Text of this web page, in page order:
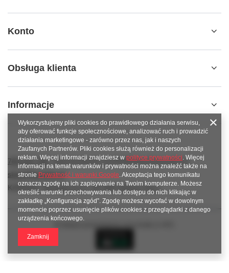
Konto
Obsługa klienta
Informacje
789 221 795 www.facebook.com/KAROlineZielonaGora
sklep@karoline.pl
KAROline,Ekologiczna 2,65-364 Zielona Góra
Wykorzystujemy pliki cookies do prawidłowego działania serwisu,
aby oferować funkcje społecznościowe, analizować ruch i prowadzić
działania marketingowe - zarówno przez nas, jak i naszych
Zaufanych Partnerów. Pliki cookies służą również do personalizacji
reklam. Więcej informacji znajdziesz w polityce prywatności. Więcej
informacji na temat warunków i prywatności można znaleźć także na
stronie Prywatność i warunki Google. Akceptacja tego komunikatu
oznacza zgodę na ich zapisywanie na Twoim komputerze. Możesz
określić warunki przechowywania lub dostępu do nich klikając w
zakładkę „Konfiguracja zgód”. Zgodę możesz wycofać w dowolnym
momencie poprzez usunięcie plików cookies z przeglądarki z danego
urządzenia końcowego.
Zamknij